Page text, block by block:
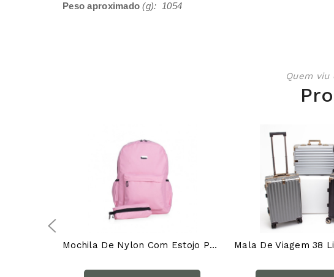
Peso aproximado (g): 1054
Quem viu
Mochila De Nylon Com Estojo P@03020AG